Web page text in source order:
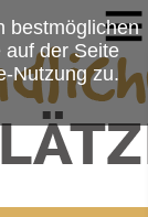
bestmöglichen
auf der Seite
Nutzung zu.